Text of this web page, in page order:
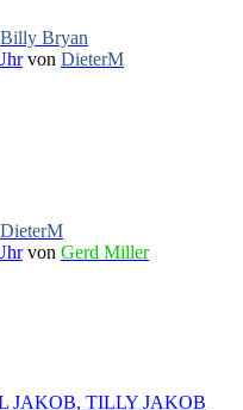
Billy Bryan
von DieterM
DieterM
von Gerd Miller
JAKOB, TILLY JAKOB